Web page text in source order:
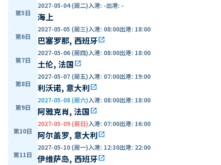
第5日
2027-05-04 (周二)入港: -出港: -
海上
第6日
2027-05-05 (周三)入港: 08:00出港: 18:00
巴塞罗那, 西班牙open_in_new
第7日
2027-05-06 (周四)入港: 08:00出港: 18:00
土伦, 法国open_in_new
第8日
2027-05-07 (周五)入港: 07:00出港: 19:00
利沃诺, 意大利open_in_new
第9日
2027-05-08 (周六)入港: 08:00出港: 18:00
阿雅克肖, 法国open_in_new
第10日
2027-05-09 (周日)入港: 07:00出港: 16:00
阿尔盖罗, 意大利open_in_new
第11日
2027-05-10 (周一)入港: 12:30出港: 22:00
伊维萨岛, 西班牙open_in_new